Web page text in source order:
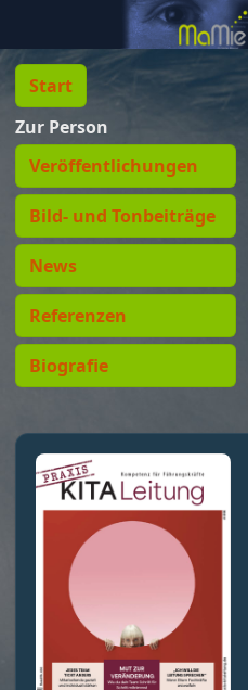
Start
Zur Person
Veröffentlichungen
Bild- und Tonbeiträge
News
Referenzen
Biografie